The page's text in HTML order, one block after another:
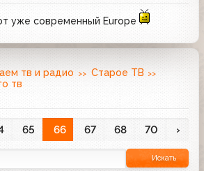
уже современный Europe
тв и радио
Старое ТВ
тв
65 66 67 68 70 ›
Искать